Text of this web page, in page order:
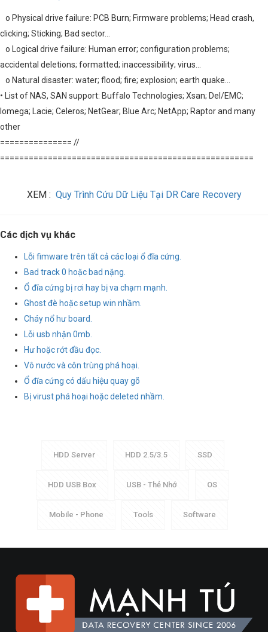
o Physical drive failure: PCB Burn; Firmware problems; Head crash,
clicking; Sticking; Bad sector…
o Logical drive failure: Human error; configuration problems;
accidental deletions; formatted; inaccessibility; virus…
o Natural disaster: water; flood; fire; explosion; earth quake…
• List of NAS, SAN support: Buffalo Technologies; Xsan; Del/EMC;
Iomega; Lacie; Celeros; NetGear; Blue Arc; NetApp; Raptor and many
other
=============== //
=====================================================
XEM : Quy Trình Cứu Dữ Liệu Tại DR Care Recovery
Các dịch vụ khác
Lỗi fimware trên tất cả các loại ổ đĩa cứng.
Bad track 0 hoặc bad nặng.
Ổ đĩa cứng bị rơi hay bị va chạm mạnh.
Ghost đè hoặc setup win nhầm.
Cháy nổ hư board.
Lỗi usb nhận 0mb.
Hư hoặc rớt đầu đọc.
Vô nước và côn trùng phá hoại.
Ổ đĩa cứng có dấu hiệu quay gõ
Bị virust phá hoại hoặc deleted nhầm.
HDD Server HDD 2.5/3.5 SSD
HDD USB Box USB - Thẻ Nhớ OS
Mobile - Phone Tools Software